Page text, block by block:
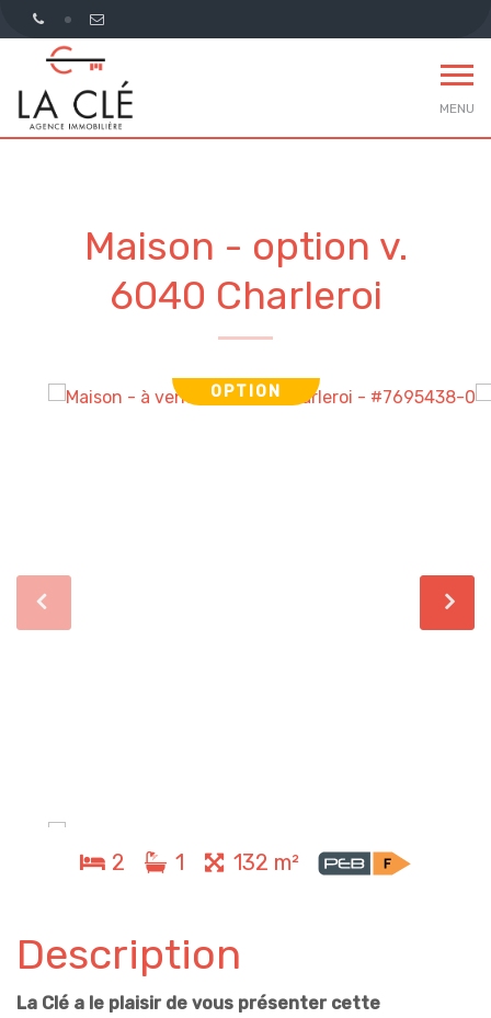
MENU
Maison - option v.
6040 Charleroi
OPTION
2 1 132 m²
Description
La Clé a le plaisir de vous présenter cette